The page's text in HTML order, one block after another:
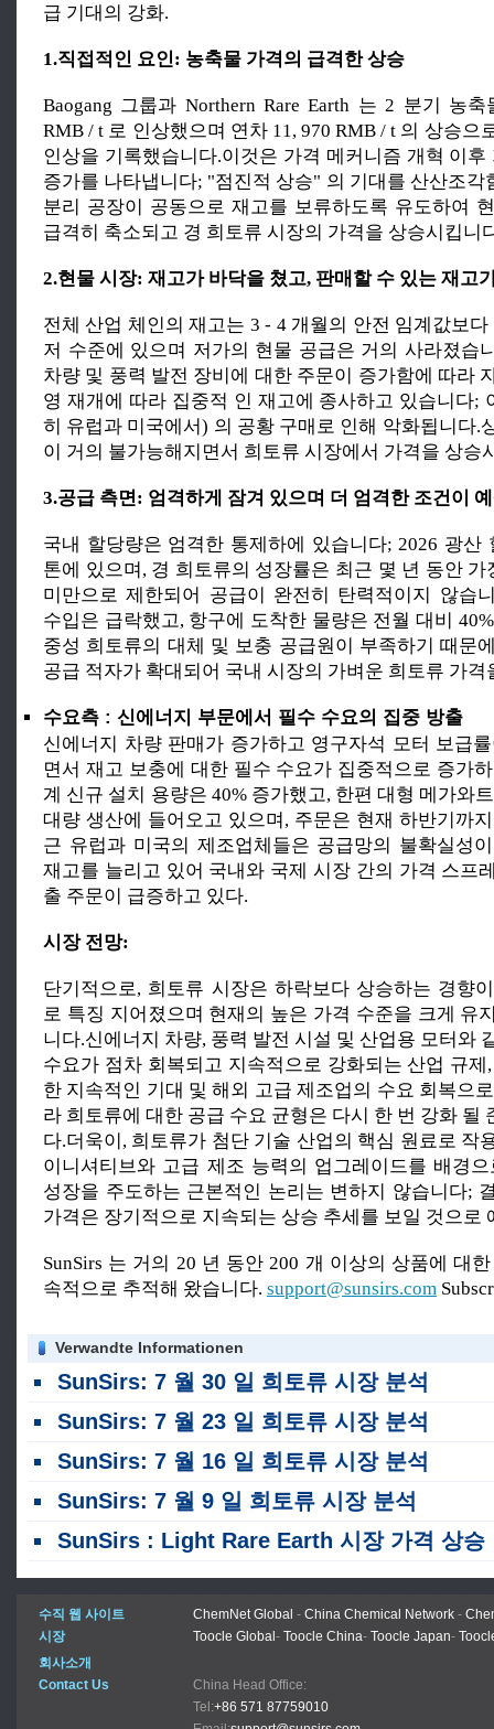
급 기대의 강화.
1.직접적인 요인: 농축물 가격의 급격한 상승
Baogang 그룹과 Northern Rare Earth 는 2 분기 농
RMB / t 로 인상했으며 연차 11, 970 RMB / t 의 상승으
인상을 기록했습니다.이것은 가격 메커니즘 개혁 이
증가를 나타냅니다; "점진적 상승" 의 기대를 산산조각
분리 공장이 공동으로 재고를 보류하도록 유도하여
급격히 축소되고 경 희토류 시장의 가격을 상승시킵니
2.현물 시장: 재고가 바닥을 쳤고, 판매할 수 있는 재고
전체 산업 체인의 재고는 3 - 4 개월의 안전 임계값보
저 수준에 있으며 저가의 현물 공급은 거의 사라졌습
차량 및 풍력 발전 장비에 대한 주문이 증가함에 따라
영 재개에 따라 집중적 인 재고에 종사하고 있습니다;
히 유럽과 미국에서) 의 공황 구매로 인해 악화됩니다.
이 거의 불가능해지면서 희토류 시장에서 가격을 상승
3.공급 측면: 엄격하게 잠겨 있으며 더 엄격한 조건이
국내 할당량은 엄격한 통제하에 있습니다; 2026 광산
톤에 있으며, 경 희토류의 성장률은 최근 몇 년 동안 가
미만으로 제한되어 공급이 완전히 탄력적이지 않습
수입은 급락했고, 항구에 도착한 물량은 전월 대비
중성 희토류의 대체 및 보충 공급원이 부족하기 때문
공급 적자가 확대되어 국내 시장의 가벼운 희토류 가격
수요측 : 신에너지 부문에서 필수 수요의 집중 방출
신에너지 차량 판매가 증가하고 영구자석 모터 보급
면서 재고 보충에 대한 필수 수요가 집중적으로 증가
계 신규 설치 용량은 40% 증가했고, 한편 대형 메가와
대량 생산에 들어오고 있으며, 주문은 현재 하반기까
근 유럽과 미국의 제조업체들은 공급망의 불확실성
재고를 늘리고 있어 국내와 국제 시장 간의 가격 스프
출 주문이 급증하고 있다.
시장 전망:
단기적으로, 희토류 시장은 하락보다 상승하는 경향
로 특징 지어졌으며 현재의 높은 가격 수준을 크게 유
니다.신에너지 차량, 풍력 발전 시설 및 산업용 모터와
수요가 점차 회복되고 지속적으로 강화되는 산업 규
한 지속적인 기대 및 해외 고급 제조업의 수요 회복으
라 희토류에 대한 공급 수요 균형은 다시 한 번 강화 될
다.더욱이, 희토류가 첨단 기술 산업의 핵심 원료로 작
이니셔티브와 고급 제조 능력의 업그레이드를 배경
성장을 주도하는 근본적인 논리는 변하지 않습니다;
가격은 장기적으로 지속되는 상승 추세를 보일 것으로
SunSirs 는 거의 20 년 동안 200 개 이상의 상품에 대
속적으로 추적해 왔습니다. support@sunsirs.com
Verwandte Informationen
SunSirs: 7 월 30 일 희토류 시장 분석
SunSirs: 7 월 23 일 희토류 시장 분석
SunSirs: 7 월 16 일 희토류 시장 분석
SunSirs: 7 월 9 일 희토류 시장 분석
SunSirs : Light Rare Earth 시장 가격 상승 이번 주 (6 월 28 일 - 7 월 3 일)
수직 웹 사이트 ChemNet Global - China Chemical Network -
시장
Toocle Global- Toocle China- Toocle Japan-
회사소개
Contact Us
China Head Office:
Tel:+86 571 87759010